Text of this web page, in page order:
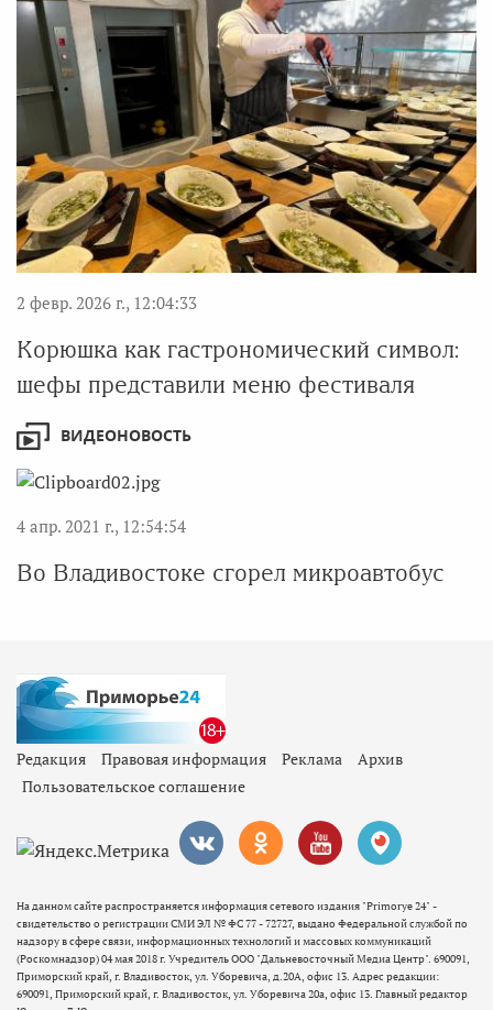
2 февр. 2026 г., 12:04:33
Корюшка как гастрономический символ:
шефы представили меню фестиваля
ВИДЕОНОВОСТЬ
4 апр. 2021 г., 12:54:54
Во Владивостоке сгорел микроавтобус
Редакция Правовая информация Реклама
Архив
Пользовательское соглашение
На данном сайте распространяется информация сетевого издания "Primorye 24" -
свидетельство о регистрации СМИ ЭЛ № ФС 77 - 72727, выдано Федеральной службой по
надзору в сфере связи, информационных технологий и массовых коммуникаций
(Роскомнадзор) 04 мая 2018 г. Учредитель ООО "Дальневосточный Медиа Центр". 690091,
Приморский край, г. Владивосток, ул. Уборевича, д.20А, офис 13. Адрес редакции:
690091, Приморский край, г. Владивосток, ул. Уборевича 20а, офис 13. Главный редактор